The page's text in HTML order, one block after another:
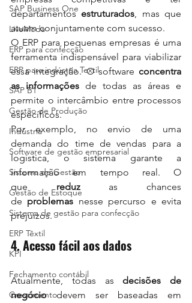
SAP Business One
LiveModa
ERP para confecção
ERP para indústria Textil
SAP B1
Gestão de Produção
Indústria
Software de gestão empresarial
Sistema de Gestão
Gestão de Estoque
Sistema de gestão para confecção
ERP Têxtil
KPI
Fechamento contábil
Crescimento
departamentos estruturados, mas que
atuam conjuntamente com sucesso.
O ERP para pequenas empresas é uma
ferramenta indispensável para viabilizar
essa integração. O software concentra
as informações de todas as áreas e
permite o intercâmbio entre processos
específicos.
Por exemplo, no envio de uma
demanda do time de vendas para a
logística, o sistema garante a
informação em tempo real. O
que reduz as chances
de problemas nesse percurso e evita
prejuízos.
4. Acesso fácil aos dados
Atualmente, todas as decisões de
negócio devem ser baseadas em